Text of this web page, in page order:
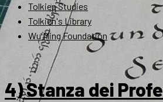
Tolkien Studies
Tolkien's Library
Wu Ming Foundation
4) Stanza dei